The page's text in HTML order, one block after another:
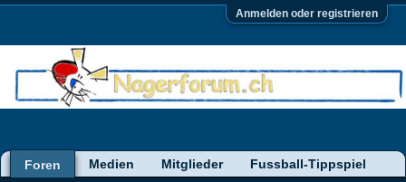
Anmelden oder registrieren
Foren
Medien Mitglieder Fussball-Tippspiel